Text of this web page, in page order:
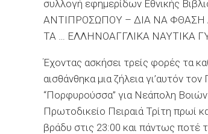
συλλογή εφημερίδων Εθνικής
ΑΝΤΙΠΡΟΣΩΠΟΥ – ΔΙΑ ΝΑ
ΤΑ … ΕΛΛΗΝΟΑΓΓΛΙΚΑ ΝΑΥΤΙΚΑ
Έχοντας ασκήσει τρείς φορές τα
αισθάνθηκα μια ζήλεια γι’αυτόν
‘‘Πορφυρούσσα’’ για Νεάπολη
Πρωτοδικείο Πειραιά Τρίτη πρωί
βράδυ στις 23:00 και πάντως ποτέ